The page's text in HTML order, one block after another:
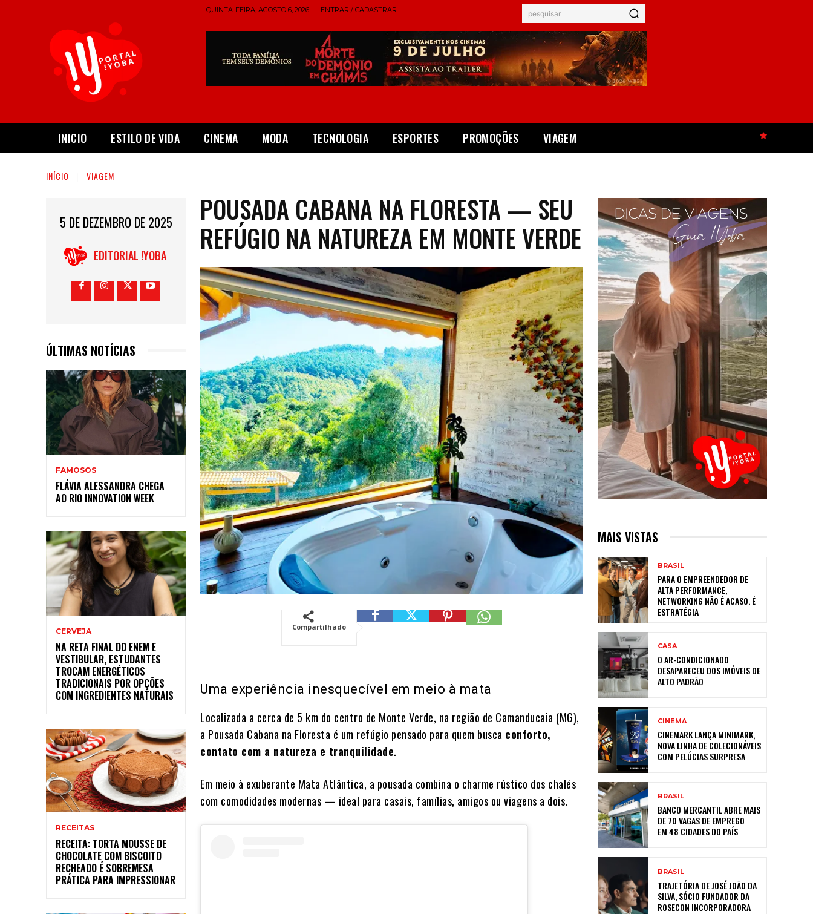
QUINTA-FEIRA, AGOSTO 6, 2026 ENTRAR / CADASTRAR pesquisar
INICIO ESTILO DE VIDA CINEMA MODA TECNOLOGIA ESPORTES PROMOÇÕES VIAGEM
INÍCIO VIAGEM
5 DE DEZEMBRO DE 2025
EDITORIAL !YOBA
ÚLTIMAS NOTÍCIAS
FAMOSOS
FLÁVIA ALESSANDRA CHEGA
AO RIO INNOVATION WEEK
CERVEJA
NA RETA FINAL DO ENEM E
VESTIBULAR, ESTUDANTES
TROCAM ENERGÉTICOS
TRADICIONAIS POR OPÇÕES
COM INGREDIENTES NATURAIS
RECEITAS
RECEITA: TORTA MOUSSE DE
CHOCOLATE COM BISCOITO
RECHEADO É SOBREMESA
PRÁTICA PARA IMPRESSIONAR
POUSADA CABANA NA FLORESTA — SEU
REFÚGIO NA NATUREZA EM MONTE VERDE
Compartilhado
Uma experiência inesquecível em meio à mata
Localizada a cerca de 5 km do centro de Monte Verde, na região de Camanducaia (MG),
a Pousada Cabana na Floresta é um refúgio pensado para quem busca conforto,
contato com a natureza e tranquilidade.
Em meio à exuberante Mata Atlântica, a pousada combina o charme rústico dos chalés
com comodidades modernas — ideal para casais, famílias, amigos ou viagens a dois.
MAIS VISTAS
BRASIL
PARA O EMPREENDEDOR DE
ALTA PERFORMANCE,
NETWORKING NÃO É ACASO. É
ESTRATÉGIA
CASA
O AR-CONDICIONADO
DESAPARECEU DOS IMÓVEIS DE
ALTO PADRÃO
CINEMA
CINEMARK LANÇA MINIMARK,
NOVA LINHA DE COLECIONÁVEIS
COM PELÚCIAS SURPRESA
BRASIL
BANCO MERCANTIL ABRE MAIS
DE 70 VAGAS DE EMPREGO
EM 48 CIDADES DO PAÍS
BRASIL
TRAJETÓRIA DE JOSÉ JOÃO DA
SILVA, SÓCIO FUNDADOR DA
ROSECON INCORPORADORA